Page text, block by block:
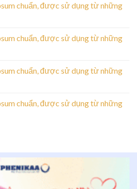
chuẩn, được sử dụng từ những
chuẩn, được sử dụng từ những
chuẩn, được sử dụng từ những
chuẩn, được sử dụng từ những